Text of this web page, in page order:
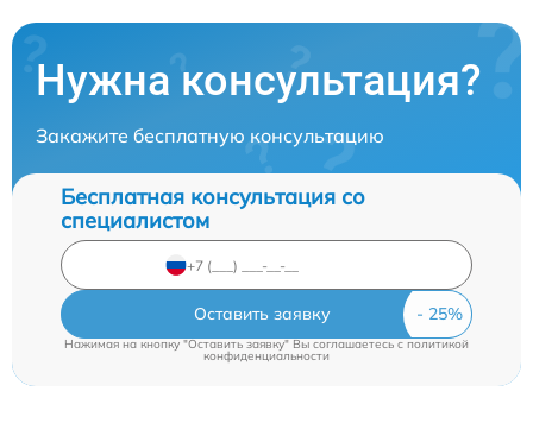
Нужна консультация?
Закажите бесплатную консультацию
Бесплатная консультация со
специалистом
Оставить заявку
Нажимая на кнопку "Оставить заявку" Вы соглашаетесь cполитикой
конфиденциальности